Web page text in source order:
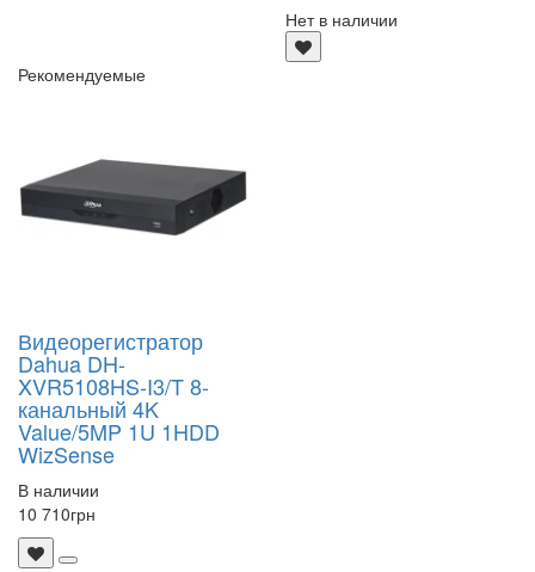
Нет в наличии
Рекомендуемые
Видеорегистратор
Dahua DH-
XVR5108HS-I3/T 8-
канальный 4K
Value/5MP 1U 1HDD
WizSense
В наличии
10 710грн